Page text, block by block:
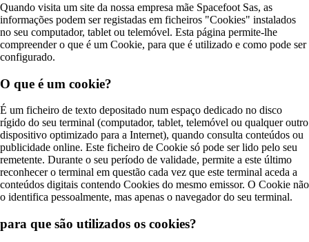
Quando visita um site da nossa empresa mãe Spacefoot Sas, as
informações podem ser registadas em ficheiros "Cookies" instalados
no seu computador, tablet ou telemóvel. Esta página permite-lhe
compreender o que é um Cookie, para que é utilizado e como pode ser
configurado.
O que é um cookie?
É um ficheiro de texto depositado num espaço dedicado no disco
rígido do seu terminal (computador, tablet, telemóvel ou qualquer outro
dispositivo optimizado para a Internet), quando consulta conteúdos ou
publicidade online. Este ficheiro de Cookie só pode ser lido pelo seu
remetente. Durante o seu período de validade, permite a este último
reconhecer o terminal em questão cada vez que este terminal aceda a
conteúdos digitais contendo Cookies do mesmo emissor. O Cookie não
o identifica pessoalmente, mas apenas o navegador do seu terminal.
para que são utilizados os cookies?